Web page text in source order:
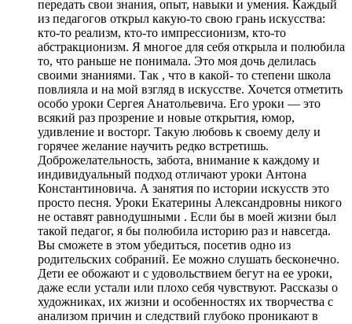
передать свои знания, опыт, навыки и умения. Каждый
из педагогов открыл какую-то свою грань искусства:
кто-то реализм, кто-то импрессионизм, кто-то
абстракционизм. Я многое для себя открыла и полюбила
то, что раньше не понимала. Это моя дочь делилась
своими знаниями. Так , что в какой- то степени школа
повлияла и на мой взгляд в искусстве. Хочется отметить
особо уроки Сергея Анатольевича. Его уроки — это
всякий раз прозрение и новые открытия, юмор,
удивление и восторг. Такую любовь к своему делу и
горячее желание научить редко встретишь.
Доброжелательность, забота, внимание к каждому и
индивидуальный подход отличают уроки Антона
Константиновича. А занятия по истории искусств это
просто песня. Уроки Екатерины Александровны никого
не оставят равнодушными . Если бы в моей жизни был
такой педагог, я бы полюбила историю раз и навсегда.
Вы сможете в этом убедиться, посетив одно из
родительских собраний. Ее можно слушать бесконечно.
Дети ее обожают и с удовольствием бегут на ее уроки,
даже если устали или плохо себя чувствуют. Рассказы о
художниках, их жизни и особенностях их творчества с
анализом причин и следствий глубоко проникают в